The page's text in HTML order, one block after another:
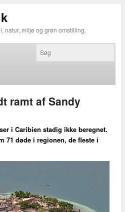
natur, miljø og grøn omstilling.
ramt af Sandy
i Caribien stadig ikke beregnet.
71 døde i regionen, de fleste i